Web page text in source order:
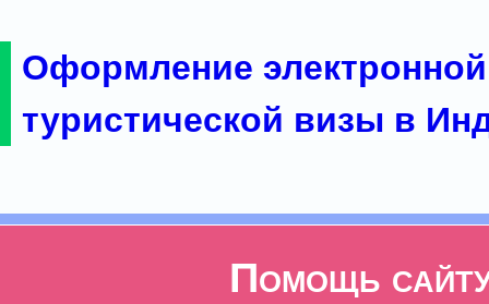
Оформление электронной
туристической визы в
Помощь